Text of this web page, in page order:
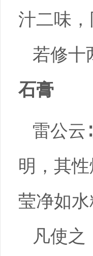
汁二味
若修十
石膏
雷公云
明，其
莹净如水
凡使